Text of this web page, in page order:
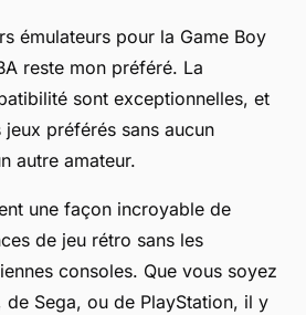
émulateurs pour la Game Boy
reste mon préféré. La
sont exceptionnelles, et
préférés sans aucun
autre amateur.
une façon incroyable de
de jeu rétro sans les
consoles. Que vous soyez
de Sega, ou de PlayStation, il y